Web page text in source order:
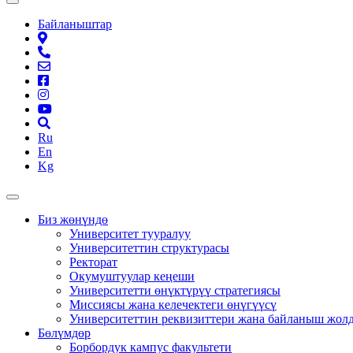
Байланыштар
Ru
En
Kg
Биз жөнүндө
Университет тууралуу
Университеттин структурасы
Ректорат
Окумуштуулар кеңеши
Университетти өнүктүрүү стратегиясы
Миссиясы жана келечектеги өнүгүүсү
Университеттин реквизиттери жана байланыш
Бөлүмдөр
Борбордук кампус факультети